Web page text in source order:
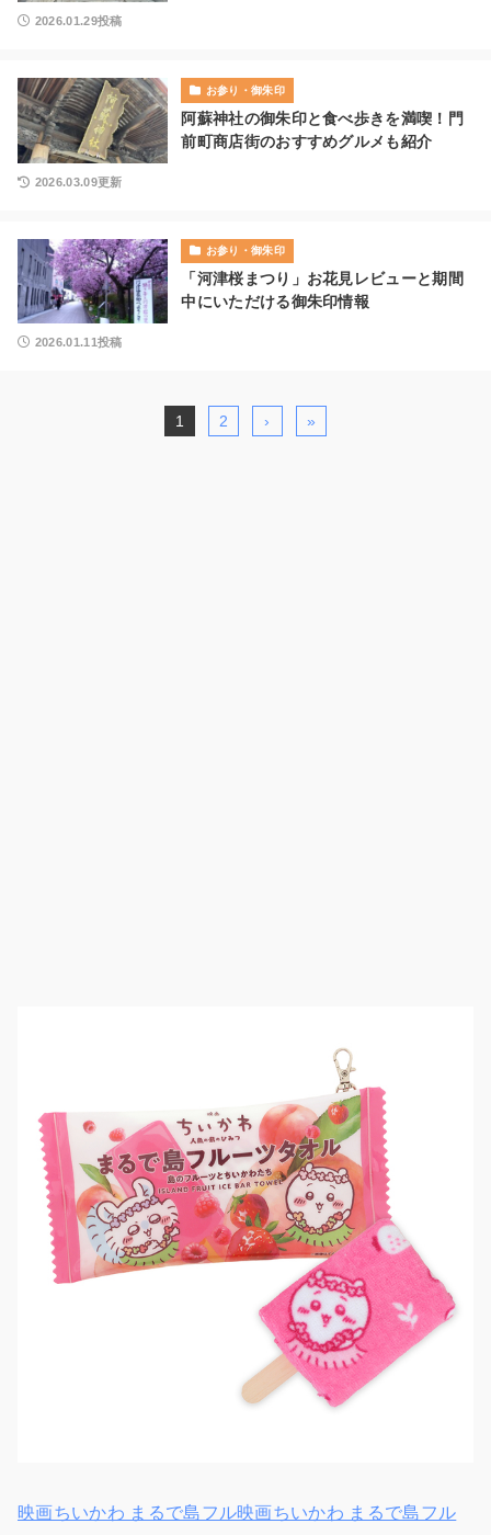
2026.01.29投稿
お参り・御朱印
阿蘇神社の御朱印と食べ歩きを満喫！門
前町商店街のおすすめグルメも紹介
2026.03.09更新
お参り・御朱印
「河津桜まつり」お花見レビューと期間
中にいただける御朱印情報
2026.01.11投稿
1 2 › »
映画ちいかわ まるで島フル映画ちいかわ まるで島フル